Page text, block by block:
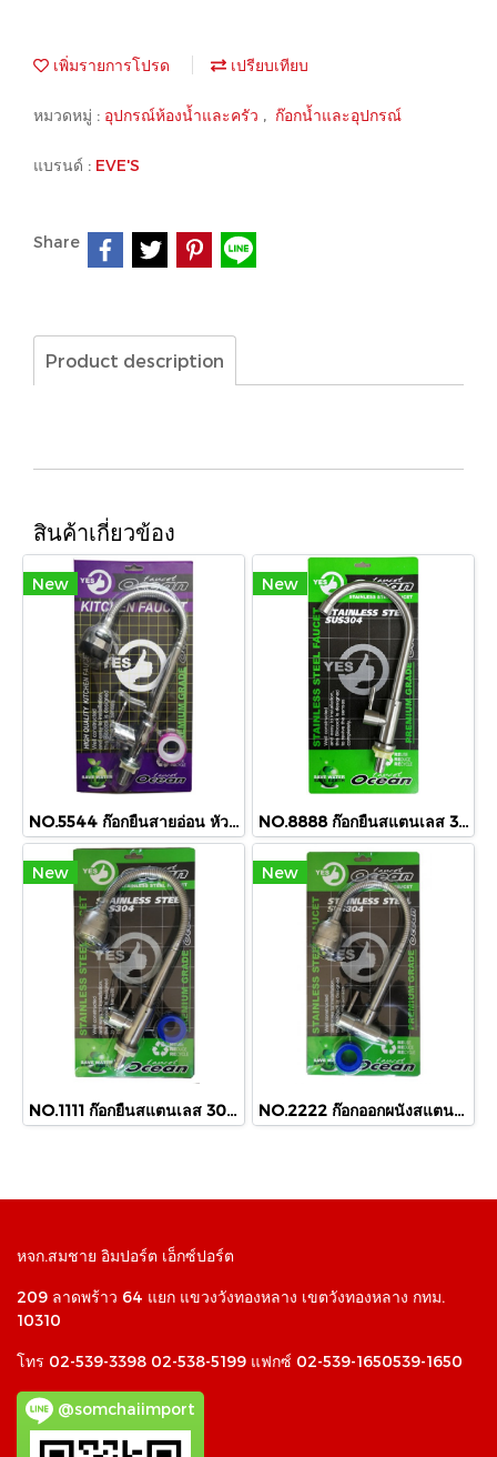
เพิ่มรายการโปรด เปรียบเทียบ
หมวดหมู่ : อุปกรณ์ห้องน้ำและครัว , ก๊อกน้ำและอุปกรณ์
แบรนด์ : EVE'S
Share
Product description
สินค้าเกี่ยวข้อง
New
NO.5544 ก๊อกยืนสายอ่อน หัวโต
New
NO.8888 ก๊อกยืนสแตนเลส 304
New
NO.1111 ก๊อกยืนสแตนเลส 304 สายอ่อน
New
NO.2222 ก๊อกออกผนังสแตนเลส 304 สายอ่อน
หจก.สมชาย อิมปอร์ต เอ็กซ์ปอร์ต
209 ลาดพร้าว 64 แยก แขวงวังทองหลาง เขตวังทองหลาง กทม.
10310
โทร 02-539-3398 02-538-5199 แฟกซ์ 02-539-1650539-1650
@somchaiimport